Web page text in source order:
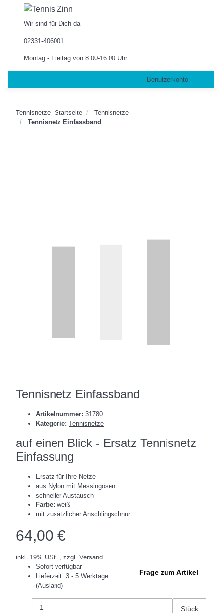
Wir sind für Dich da
02331-406001
Montag - Freitag von 8.00-16.00 Uhr
Benutzerkonto
Tennisnetze Startseite
Tennisnetze
Tennisnetz Einfassband
Tennisnetz Einfassband
Artikelnummer: 31780
Kategorie: Tennisnetze
auf einen Blick - Ersatz Tennisnetz
Einfassung
Ersatz für Ihre Netze
aus Nylon mit Messingösen
schneller Austausch
Farbe: weiß
mit zusätzlicher Anschlingschnur
64,00 €
inkl. 19% USt. , zzgl. Versand
Sofort verfügbar
Lieferzeit: 3 - 5 Werktage
(Ausland)
Frage zum Artikel
Stück